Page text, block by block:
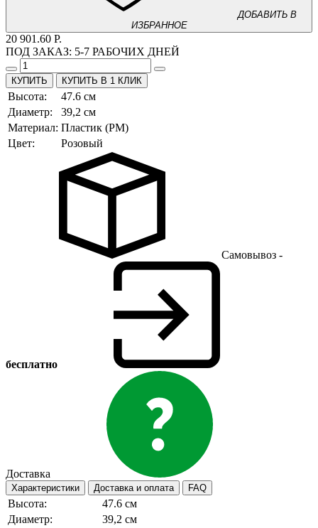
ДОБАВИТЬ В
ИЗБРАННОЕ
20 901.60 Р.
ПОД ЗАКАЗ: 5-7 РАБОЧИХ ДНЕЙ
КУПИТЬ В 1 КЛИК
Высота:
47.6 см
Диаметр:
39,2 см
Материал: Пластик (PM)
Цвет:
Розовый
Самовывоз -
бесплатно
Доставка
Характеристики Доставка и оплата FAQ
Высота:
47.6 см
Диаметр:
39,2 см